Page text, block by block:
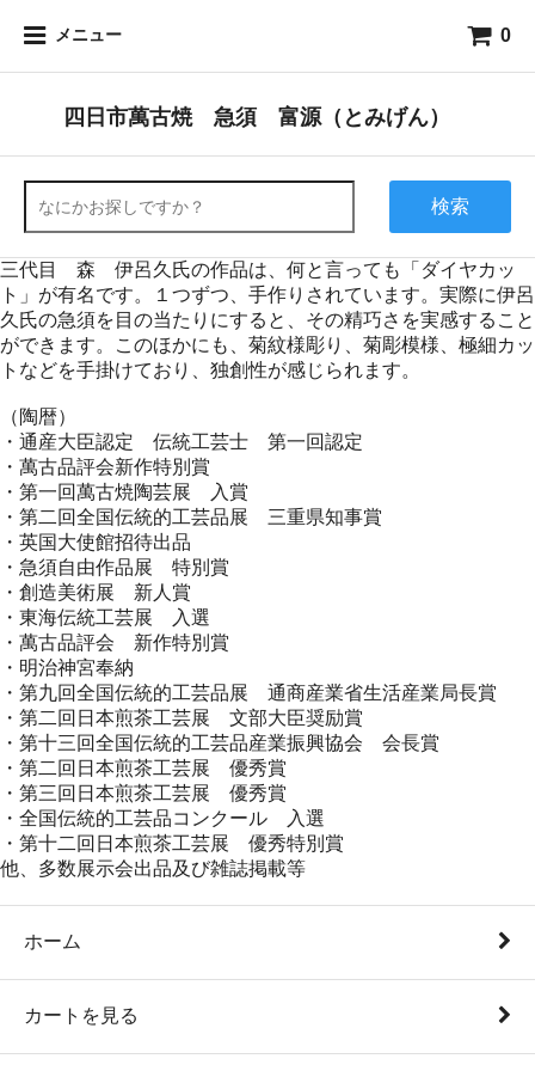
メニュー 0
四日市萬古焼 急須 富源（とみげん）
検索
三代目 森 伊呂久氏の作品は、何と言っても「ダイヤカッ
ト」が有名です。１つずつ、手作りされています。実際に伊呂
久氏の急須を目の当たりにすると、その精巧さを実感すること
ができます。このほかにも、菊紋様彫り、菊彫模様、極細カッ
トなどを手掛けており、独創性が感じられます。
（陶暦）
・通産大臣認定 伝統工芸士 第一回認定
・萬古品評会新作特別賞
・第一回萬古焼陶芸展 入賞
・第二回全国伝統的工芸品展 三重県知事賞
・英国大使館招待出品
・急須自由作品展 特別賞
・創造美術展 新人賞
・東海伝統工芸展 入選
・萬古品評会 新作特別賞
・明治神宮奉納
・第九回全国伝統的工芸品展 通商産業省生活産業局長賞
・第二回日本煎茶工芸展 文部大臣奨励賞
・第十三回全国伝統的工芸品産業振興協会 会長賞
・第二回日本煎茶工芸展 優秀賞
・第三回日本煎茶工芸展 優秀賞
・全国伝統的工芸品コンクール 入選
・第十二回日本煎茶工芸展 優秀特別賞
他、多数展示会出品及び雑誌掲載等
ホーム
カートを見る